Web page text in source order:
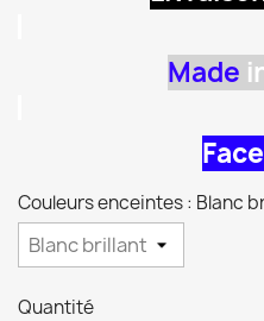
Made
Couleurs enceintes : Blanc
Quantité